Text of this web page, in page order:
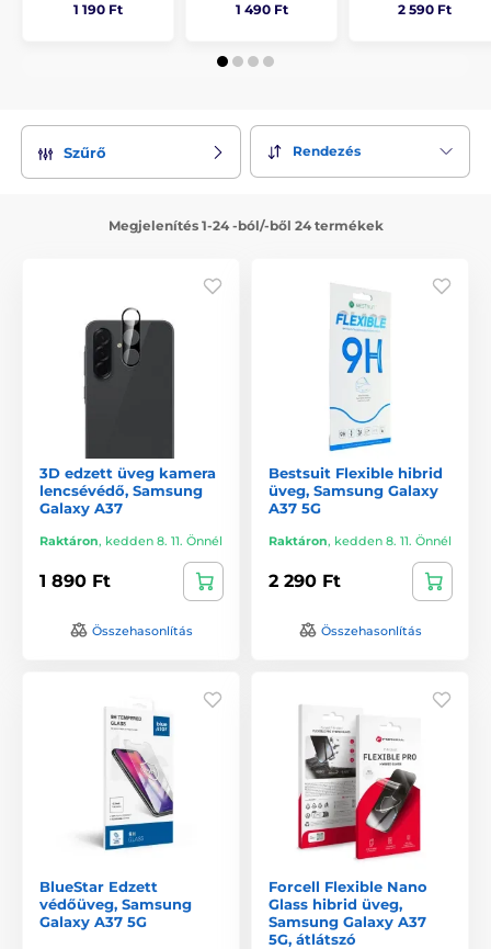
1 190 Ft 1 490 Ft 2 590 Ft
Szűrő Rendezés
Megjelenítés 1-24 -ból/-ből 24 termékek
3D edzett üveg kamera
lencsévédő, Samsung
Galaxy A37
Raktáron, kedden 8. 11. Önnél
1 890 Ft
Összehasonlítás
Bestsuit Flexible hibrid
üveg, Samsung Galaxy
A37 5G
Raktáron, kedden 8. 11. Önnél
2 290 Ft
Összehasonlítás
BlueStar Edzett
védőüveg, Samsung
Galaxy A37 5G
Forcell Flexible Nano
Glass hibrid üveg,
Samsung Galaxy A37
5G, átlátszó